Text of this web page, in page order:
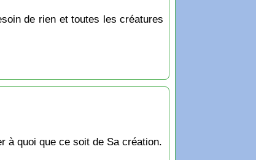
de rien et toutes les créatures
à quoi que ce soit de Sa création.